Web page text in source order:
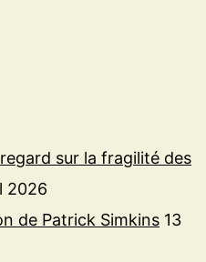
sur la fragilité des
2026
de Patrick Simkins 13